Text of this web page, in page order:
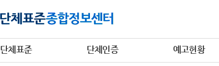
단체표준 단체인증 예고현황